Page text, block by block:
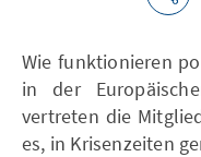
Wie funktionieren
in der
vertreten die
es, in Krisenzeiten